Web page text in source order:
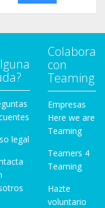
legal
Colabora
con
Teaming
Empresas
Here we are
Teaming
Teamers 4
Teaming
Hazte
voluntario